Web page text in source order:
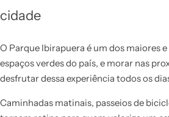
cidade
O Parque Ibirapuera é um dos maiores
espaços verdes do país, e morar nas
desfrutar dessa experiência todos os
Caminhadas matinais, passeios de